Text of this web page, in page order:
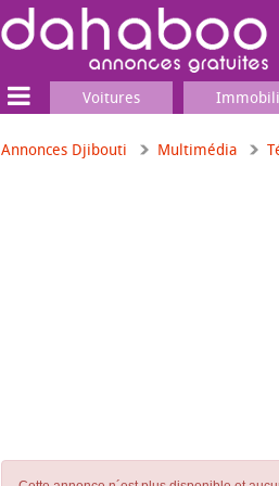
Voitures
Annonces Djibouti Multimédia